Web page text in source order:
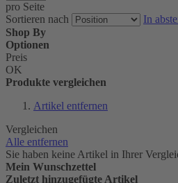
pro Seite
Sortieren nach
In
Shop By
Optionen
Preis
OK
Produkte vergleichen
Artikel entfernen
Vergleichen
Alle entfernen
Sie haben keine Artikel in Ihrer
Mein Wunschzettel
Zuletzt hinzugefügte Artikel